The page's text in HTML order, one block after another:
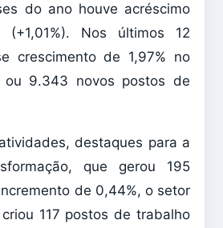
do ano houve acréscimo
Nos últimos 12
crescimento de 1,97% no
ou 9.343 novos postos de
destaques para a
que gerou 195
de 0,44%, o setor
117 postos de trabalho